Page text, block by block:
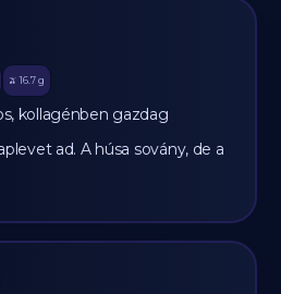
🫒 16.7 g
kollagénben gazdag
ad. A húsa sovány, de a